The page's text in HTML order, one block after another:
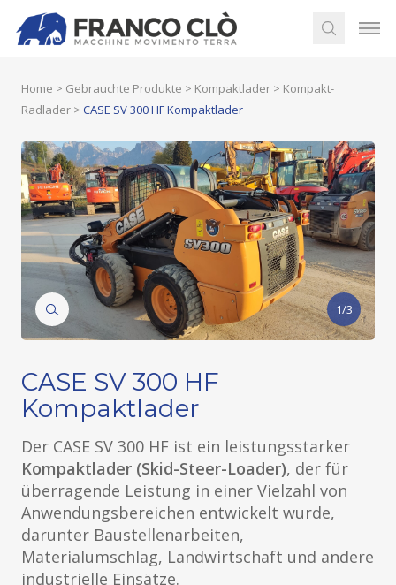
Home > Gebrauchte Produkte > Kompaktlader > Kompakt-
Radlader > CASE SV 300 HF Kompaktlader
1/3
CASE SV 300 HF
Kompaktlader
Der CASE SV 300 HF ist ein leistungsstarker
Kompaktlader (Skid-Steer-Loader), der für
überragende Leistung in einer Vielzahl von
Anwendungsbereichen entwickelt wurde,
darunter Baustellenarbeiten,
Materialumschlag, Landwirtschaft und andere
industrielle Einsätze.